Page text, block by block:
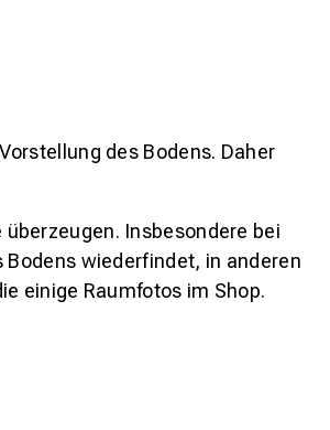
des Bodens. Daher
Insbesondere bei
wiederfindet, in anderen
einige Raumfotos im Shop.